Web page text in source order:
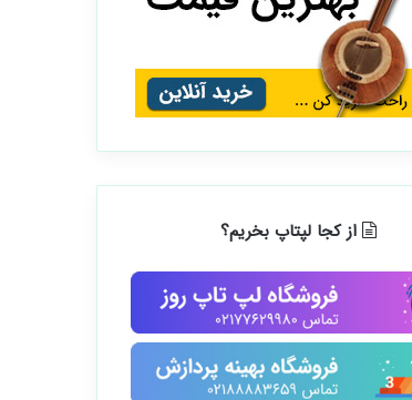
از کجا لپتاپ بخریم؟